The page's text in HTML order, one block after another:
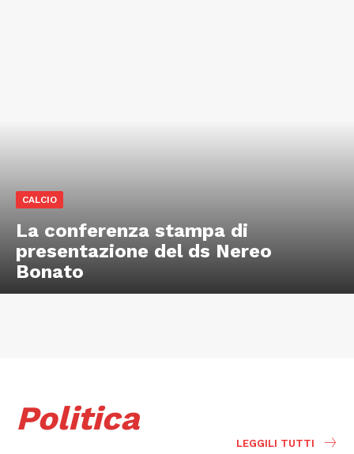
CALCIO
La conferenza stampa di
presentazione del ds Nereo
Bonato
Politica
LEGGILI TUTTI